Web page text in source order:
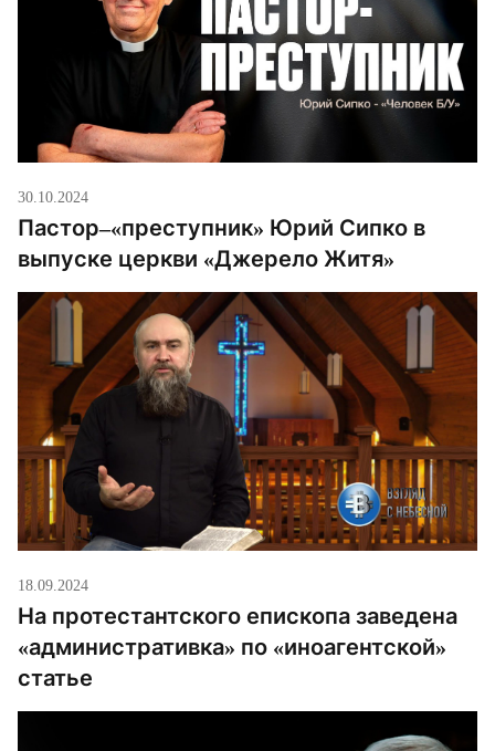
30.10.2024
Пастор–«преступник» Юрий Сипко в
выпуске церкви «Джерело Житя»
18.09.2024
На протестантского епископа заведена
«административка» по «иноагентской»
статье